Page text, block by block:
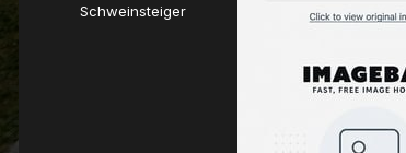
Schweinsteiger